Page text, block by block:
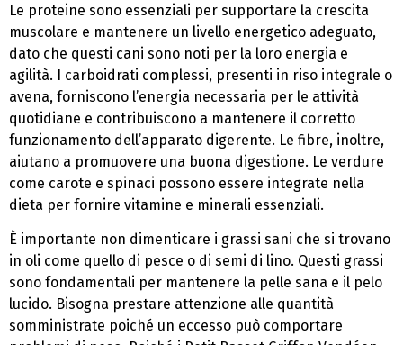
Le proteine sono essenziali per supportare la crescita
muscolare e mantenere un livello energetico adeguato,
dato che questi cani sono noti per la loro energia e
agilità. I carboidrati complessi, presenti in riso integrale o
avena, forniscono l’energia necessaria per le attività
quotidiane e contribuiscono a mantenere il corretto
funzionamento dell’apparato digerente. Le fibre, inoltre,
aiutano a promuovere una buona digestione. Le verdure
come carote e spinaci possono essere integrate nella
dieta per fornire vitamine e minerali essenziali.
È importante non dimenticare i grassi sani che si trovano
in oli come quello di pesce o di semi di lino. Questi grassi
sono fondamentali per mantenere la pelle sana e il pelo
lucido. Bisogna prestare attenzione alle quantità
somministrate poiché un eccesso può comportare